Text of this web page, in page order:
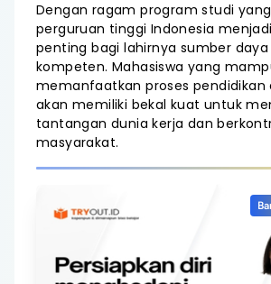
Dengan ragam program studi
perguruan tinggi Indonesia
penting bagi lahirnya sumber
kompeten. Mahasiswa yang
memanfaatkan proses pendidikan
akan memiliki bekal kuat untuk
tantangan dunia kerja dan
masyarakat.